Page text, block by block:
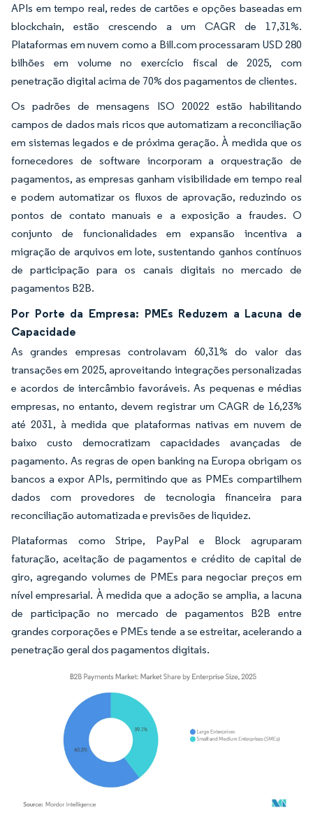
APIs em tempo real, redes de cartões e opções baseadas em
blockchain, estão crescendo a um CAGR de 17,31%.
Plataformas em nuvem como a Bill.com processaram USD 280
bilhões em volume no exercício fiscal de 2025, com
penetração digital acima de 70% dos pagamentos de clientes.
Os padrões de mensagens ISO 20022 estão habilitando
campos de dados mais ricos que automatizam a reconciliação
em sistemas legados e de próxima geração. À medida que os
fornecedores de software incorporam a orquestração de
pagamentos, as empresas ganham visibilidade em tempo real
e podem automatizar os fluxos de aprovação, reduzindo os
pontos de contato manuais e a exposição a fraudes. O
conjunto de funcionalidades em expansão incentiva a
migração de arquivos em lote, sustentando ganhos contínuos
de participação para os canais digitais no mercado de
pagamentos B2B.
Por Porte da Empresa: PMEs Reduzem a Lacuna de
Capacidade
As grandes empresas controlavam 60,31% do valor das
transações em 2025, aproveitando integrações personalizadas
e acordos de intercâmbio favoráveis. As pequenas e médias
empresas, no entanto, devem registrar um CAGR de 16,23%
até 2031, à medida que plataformas nativas em nuvem de
baixo custo democratizam capacidades avançadas de
pagamento. As regras de open banking na Europa obrigam os
bancos a expor APIs, permitindo que as PMEs compartilhem
dados com provedores de tecnologia financeira para
reconciliação automatizada e previsões de liquidez.
Plataformas como Stripe, PayPal e Block agruparam
faturação, aceitação de pagamentos e crédito de capital de
giro, agregando volumes de PMEs para negociar preços em
nível empresarial. À medida que a adoção se amplia, a lacuna
de participação no mercado de pagamentos B2B entre
grandes corporações e PMEs tende a se estreitar, acelerando a
penetração geral dos pagamentos digitais.